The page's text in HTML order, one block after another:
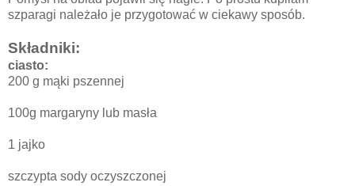
szparagi należało je przygotować w ciekawy sposób.
Składniki:
ciasto:
200 g mąki pszennej
100g margaryny lub masła
1 jajko
szczypta sody oczyszczonej